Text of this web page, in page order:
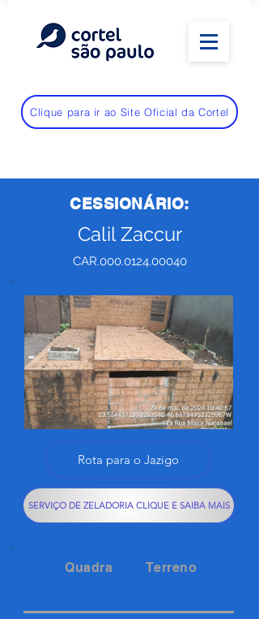
Clique para ir ao Site Oficial da Cortel
CESSIONÁRIO:
Calil Zaccur
CAR.000.0124.00040
Rota para o Jazigo
SERVIÇO DE ZELADORIA CLIQUE E SAIBA MAIS
Quadra Terreno